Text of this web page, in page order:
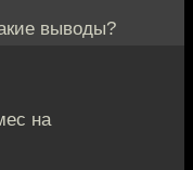
выводы?
на